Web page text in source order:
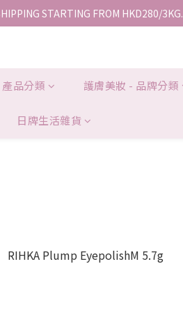
豐站、營業點或智能櫃取件。
STARTING FROM HKD280/3KG.
產品分類 護膚美妝 - 品牌分類
日牌生活雜貨